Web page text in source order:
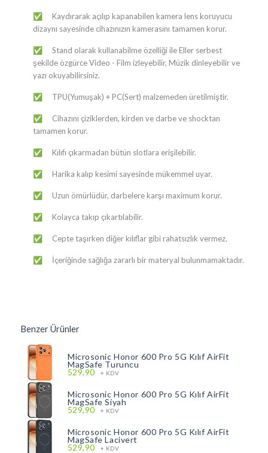
✅ Kaydırarak açılıp kapanabilen kamera lens koruyucu
dizaynı sayesinde cihazınızın kamerasını tamamen korur.
✅ Stand olarak kullanabilme özelliği ile Eller serbest
şekilde özgürce Video - Film izleyebilir, Müzik dinleyebilir ve
yazı okuyabilirsiniz.
✅ TPU(Yumuşak) + PC(Sert) malzemeden üretilmiştir.
✅ Cihazını çiziklerden, kirden ve darbe ve shocktan
tamamen korur.
✅ Kılıfı çıkarmadan bütün slotlara erişilebilir.
✅ Harika kalıp kesimi sayesinde mükemmel uyar.
✅ Uzun ömürlüdür, darbelere karşı maximum korur.
✅ Kolayca takıp çıkartılabilir.
✅ Cepte taşırken diğer kılıflar gibi rahatsızlık vermez.
✅ İçeriğinde sağlığa zararlı bir materyal bulunmamaktadır.
Benzer Ürünler
Microsonic Honor 600 Pro 5G Kılıf AirFit
MagSafe Turuncu
529,90 + KDV
Microsonic Honor 600 Pro 5G Kılıf AirFit
MagSafe Siyah
529,90 + KDV
Microsonic Honor 600 Pro 5G Kılıf AirFit
MagSafe Lacivert
529,90 + KDV